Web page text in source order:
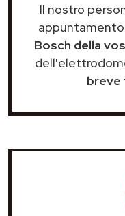
Il nostro
appuntamento
Bosch della
breve